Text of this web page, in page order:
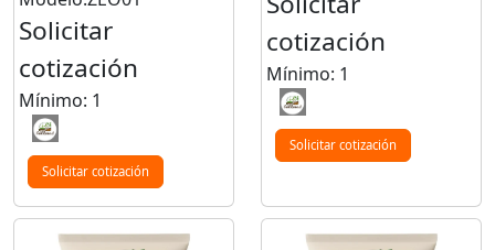
Solicitar
cotización
Mínimo: 1
Solicitar cotización
cotización
Mínimo: 1
Solicitar cotización